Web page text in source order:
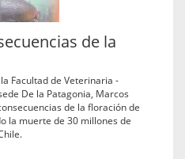
de la
Facultad de Veterinaria -
De la Patagonia, Marcos
de la floración de
la muerte de 30 millones de